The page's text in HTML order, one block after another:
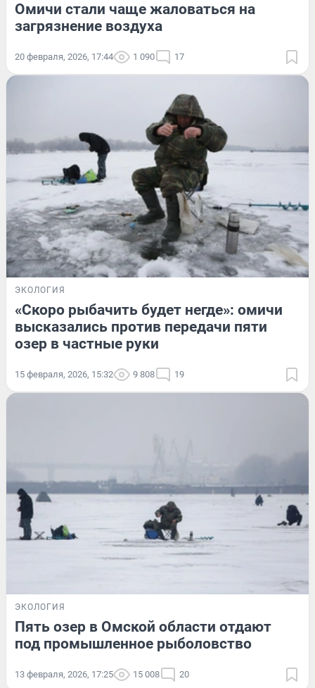
Омичи стали чаще жаловаться на
загрязнение воздуха
20 февраля, 2026, 17:44 1 090 17
ЭКОЛОГИЯ
«Скоро рыбачить будет негде»: омичи
высказались против передачи пяти
озер в частные руки
15 февраля, 2026, 15:32 9 808 19
ЭКОЛОГИЯ
Пять озер в Омской области отдают
под промышленное рыболовство
13 февраля, 2026, 17:25 15 008 20